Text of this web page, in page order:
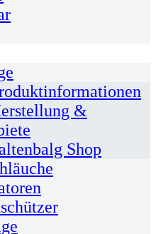
&
Shop